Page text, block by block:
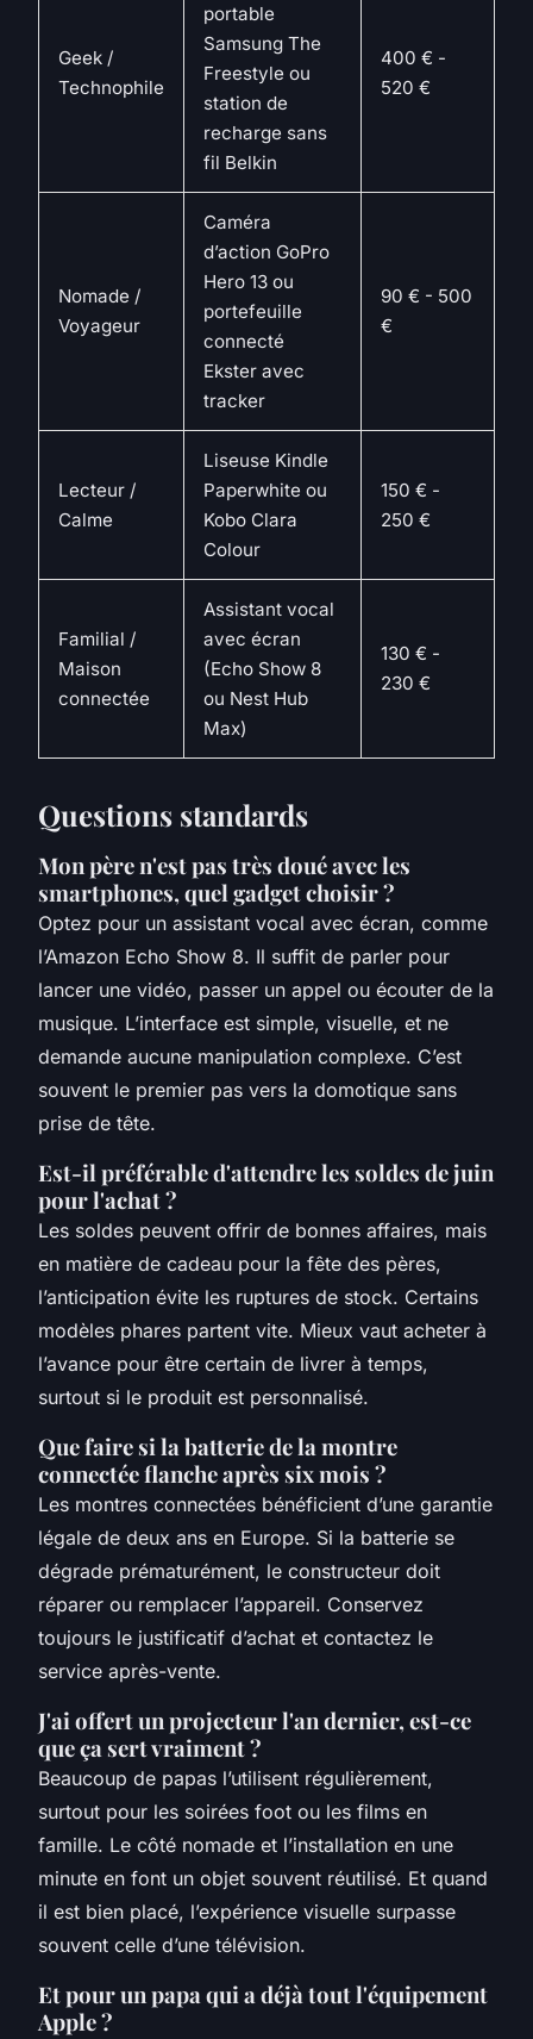
Geek /
Technophile
portable
Samsung The
Freestyle ou
station de
recharge sans
fil Belkin
400 € -
520 €
Nomade /
Voyageur
Caméra
d’action GoPro
Hero 13 ou
portefeuille
connecté
Ekster avec
tracker
90 € - 500
€
Lecteur /
Calme
Liseuse Kindle
Paperwhite ou
Kobo Clara
Colour
150 € -
250 €
Familial /
Maison
connectée
Assistant vocal
avec écran
(Echo Show 8
ou Nest Hub
Max)
130 € -
230 €
Questions standards
Mon père n'est pas très doué avec les
smartphones, quel gadget choisir ?
Optez pour un assistant vocal avec écran, comme
l’Amazon Echo Show 8. Il suffit de parler pour
lancer une vidéo, passer un appel ou écouter de la
musique. L’interface est simple, visuelle, et ne
demande aucune manipulation complexe. C’est
souvent le premier pas vers la domotique sans
prise de tête.
Est-il préférable d'attendre les soldes de juin
pour l'achat ?
Les soldes peuvent offrir de bonnes affaires, mais
en matière de cadeau pour la fête des pères,
l’anticipation évite les ruptures de stock. Certains
modèles phares partent vite. Mieux vaut acheter à
l’avance pour être certain de livrer à temps,
surtout si le produit est personnalisé.
Que faire si la batterie de la montre
connectée flanche après six mois ?
Les montres connectées bénéficient d’une garantie
légale de deux ans en Europe. Si la batterie se
dégrade prématurément, le constructeur doit
réparer ou remplacer l’appareil. Conservez
toujours le justificatif d’achat et contactez le
service après-vente.
J'ai offert un projecteur l'an dernier, est-ce
que ça sert vraiment ?
Beaucoup de papas l’utilisent régulièrement,
surtout pour les soirées foot ou les films en
famille. Le côté nomade et l’installation en une
minute en font un objet souvent réutilisé. Et quand
il est bien placé, l’expérience visuelle surpasse
souvent celle d’une télévision.
Et pour un papa qui a déjà tout l'équipement
Apple ?